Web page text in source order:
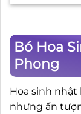
Bó Hoa
Phong
Hoa sinh
nhưng ấn